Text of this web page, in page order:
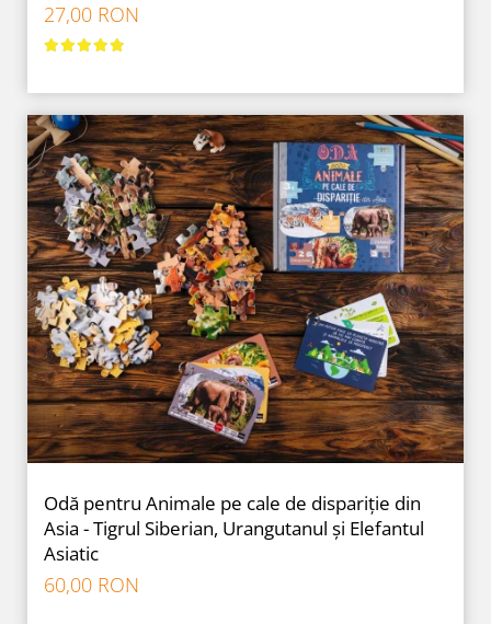
27,00 RON
Odă pentru Animale pe cale de dispariție din
Asia - Tigrul Siberian, Urangutanul și Elefantul
Asiatic
60,00 RON